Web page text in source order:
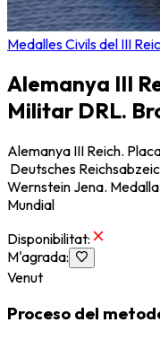
Medalles Civils del III
Alemanya III
Militar DRL.
Alemanya III Reich.
Deutsches
Wernstein Jena.
Mundial
Disponibilitat:
M'agrada:
Venut
Proceso del